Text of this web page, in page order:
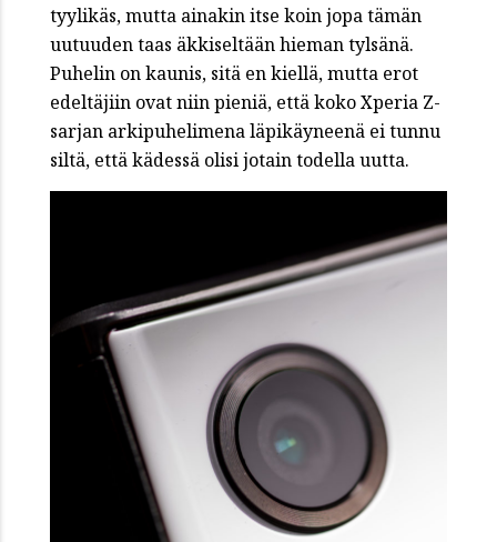
tyylikäs, mutta ainakin itse koin jopa tämän
uutuuden taas äkkiseltään hieman tylsänä.
Puhelin on kaunis, sitä en kiellä, mutta erot
edeltäjiin ovat niin pieniä, että koko Xperia Z-
sarjan arkipuhelimena läpikäyneenä ei tunnu
siltä, että kädessä olisi jotain todella uutta.